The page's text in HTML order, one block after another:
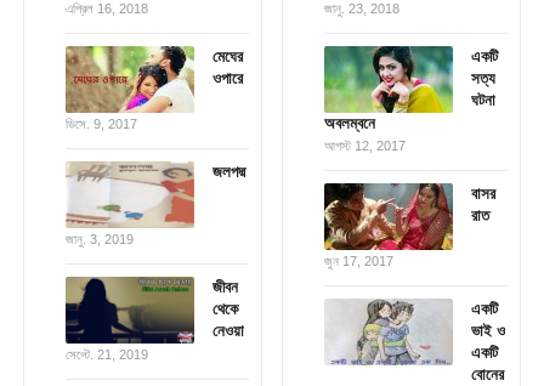
এপ্রিল 16, 2018
মেঘের
ওপারে
ডিসে. 9, 2017
জলপদ্ম
জানু. 3, 2019
জীবন
থেকে
নেওয়া
সেপ্টে. 21, 2019
জানু. 23, 2018
একটি
সত্য
ঘটনা
অবলম্বনে
আগস্ট 12, 2017
বাসর
রাত
জুন 17, 2017
একটি
ভাই ও
একটি
বোনের